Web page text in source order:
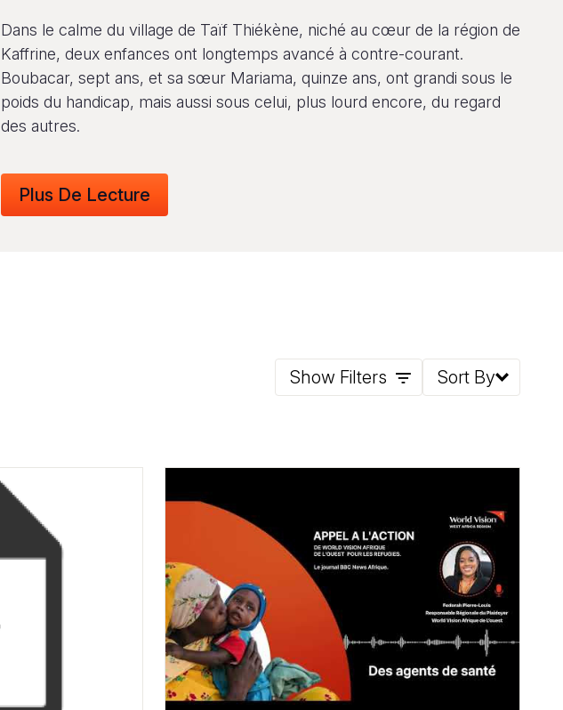
Dans le calme du village de Taïf Thiékène, niché au cœur de la région de
Kaffrine, deux enfances ont longtemps avancé à contre-courant.
Boubacar, sept ans, et sa sœur Mariama, quinze ans, ont grandi sous le
poids du handicap, mais aussi sous celui, plus lourd encore, du regard
des autres.
Plus De Lecture
Show Filters Sort By